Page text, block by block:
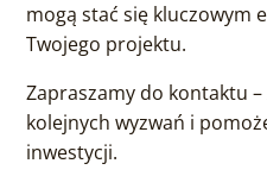
mogą stać się kluczowym
Twojego projektu.
Zapraszamy do kontaktu
kolejnych wyzwań i
inwestycji.